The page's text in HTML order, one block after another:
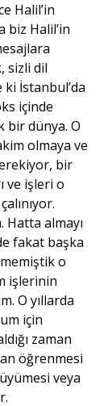
Halil’in
biz Halil’in
sizli dil
ki İstanbul’da
içinde
bir dünya. O
olmaya ve
bir
ve işleri o
Hatta almayı
fakat başka
o
işlerinin
O yıllarda
için
zaman
öğrenmesi
veya